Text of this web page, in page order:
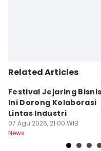
Related Articles
Festival Jejaring Bisnis
Ini Dorong Kolaborasi
Lintas Industri
07 Agu 2026, 21:00 WIB
News